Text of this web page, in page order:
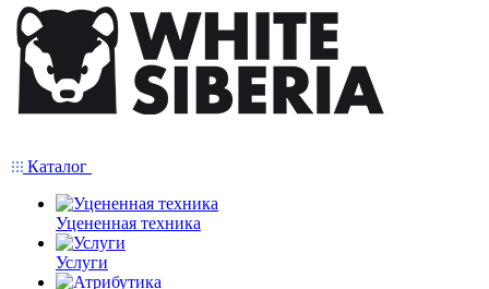
Каталог
Уцененная техника
Услуги